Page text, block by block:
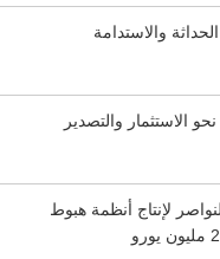
والاستدامة
الاستثمار والتصدير
لإنتاج أنظمة هبوط